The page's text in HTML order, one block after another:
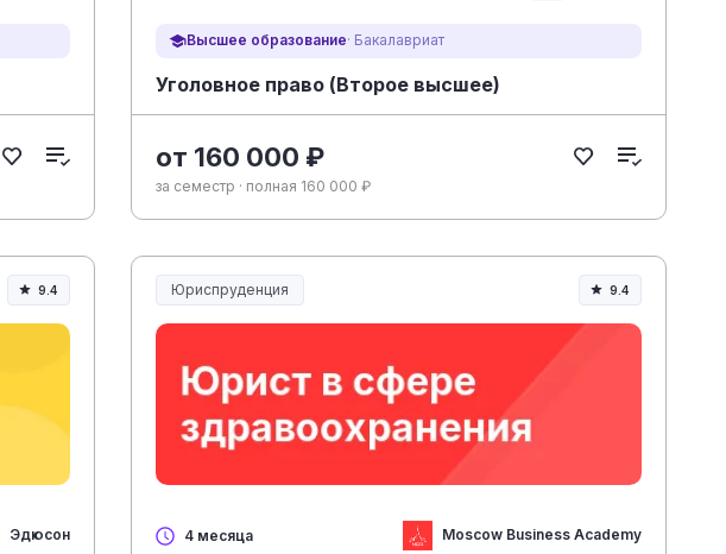
Высшее образование· Бакалавриат
Уголовное право (Второе высшее)
от 160 000 ₽
за семестр · полная 160 000 ₽
9.4
Эдюсон
Юриспруденция
Юриспруденция и право
9.4
4 месяца Moscow Business Academy